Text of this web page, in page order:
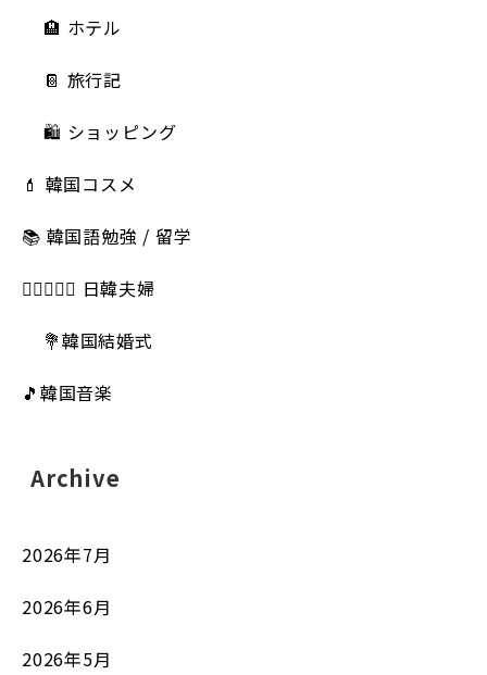
🏨 ホテル
📔 旅行記
🛍️ ショッピング
💄 韓国コスメ
📚 韓国語勉強 / 留学
👩🏻‍❤️‍👨🏻 日韓夫婦
💐韓国結婚式
🎵韓国音楽
Archive
2026年7月
2026年6月
2026年5月